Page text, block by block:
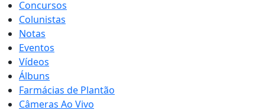
Concursos
Colunistas
Notas
Eventos
Vídeos
Álbuns
Farmácias de Plantão
Câmeras Ao Vivo